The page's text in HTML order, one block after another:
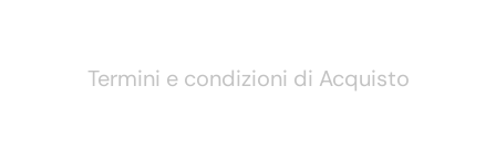
Termini e condizioni di Acquisto